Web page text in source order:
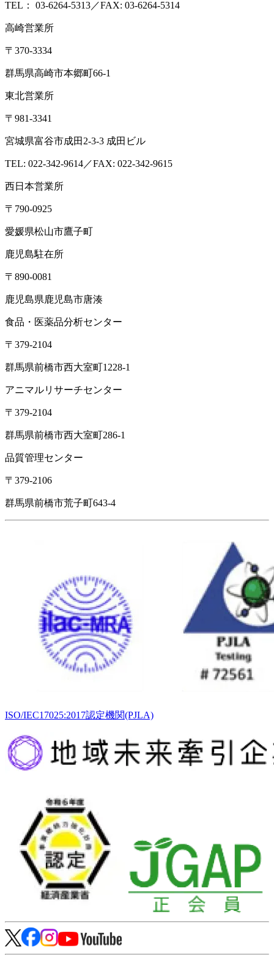
TEL： 03-6264-5313／FAX: 03-6264-5314
高崎営業所
〒370-3334
群馬県高崎市本郷町66-1
東北営業所
〒981-3341
宮城県富谷市成田2-3-3 成田ビル
TEL: 022-342-9614／FAX: 022-342-9615
西日本営業所
〒790-0925
愛媛県松山市鷹子町
鹿児島駐在所
〒890-0081
鹿児島県鹿児島市唐湊
食品・医薬品分析センター
〒379-2104
群馬県前橋市西大室町1228-1
アニマルリサーチセンター
〒379-2104
群馬県前橋市西大室町286-1
品質管理センター
〒379-2106
群馬県前橋市荒子町643-4
ISO/IEC17025:2017認定機関(PJLA)